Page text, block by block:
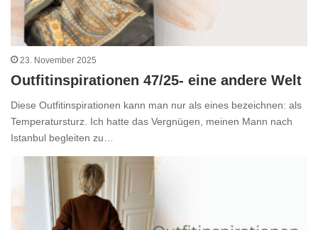
23. November 2025
Outfitinspirationen 47/25- eine andere Welt
Diese Outfitinspirationen kann man nur als eines bezeichnen: als
Temperatursturz. Ich hatte das Vergnügen, meinen Mann nach
Istanbul begleiten zu…